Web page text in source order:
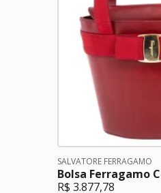
SALVATORE FERRAGAMO
Bolsa Ferragamo
R$ 3.877,78